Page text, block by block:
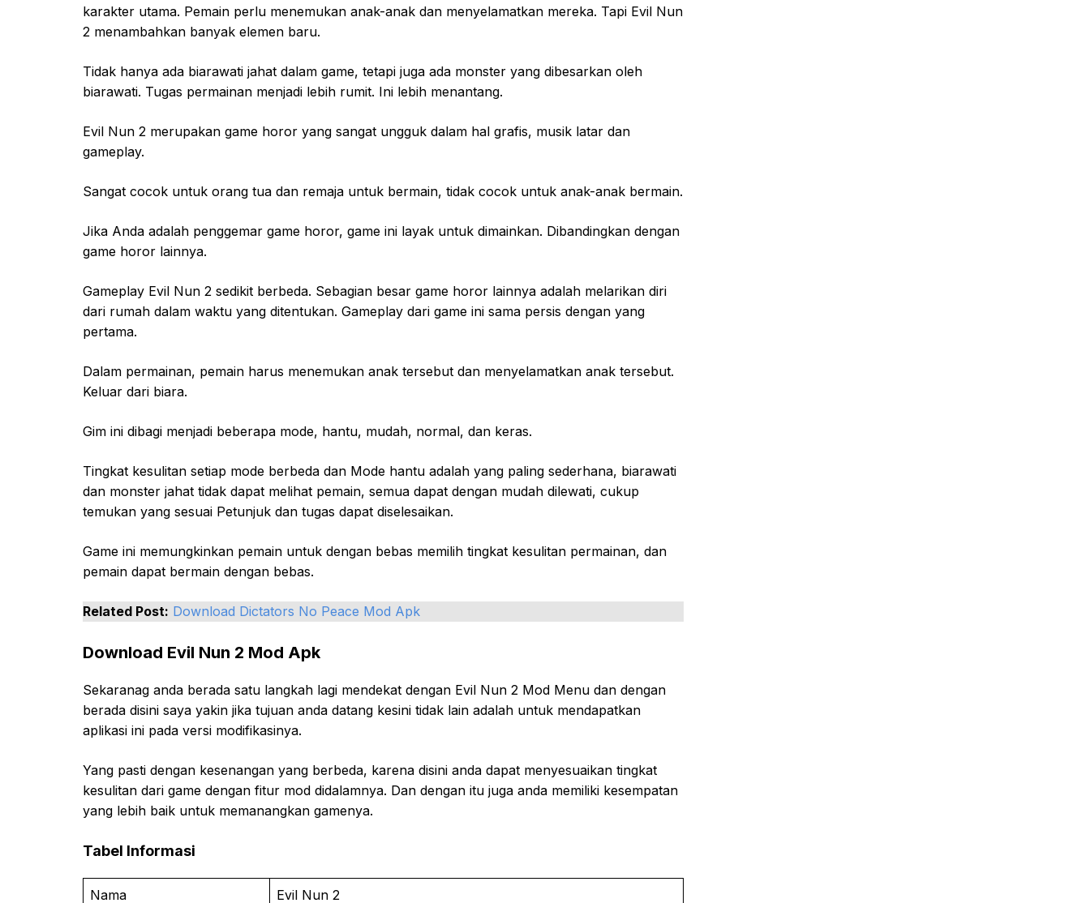
karakter utama. Pemain perlu menemukan anak-anak dan menyelamatkan mereka. Tapi Evil Nun
2 menambahkan banyak elemen baru.
Tidak hanya ada biarawati jahat dalam game, tetapi juga ada monster yang dibesarkan oleh
biarawati. Tugas permainan menjadi lebih rumit. Ini lebih menantang.
Evil Nun 2 merupakan game horor yang sangat ungguk dalam hal grafis, musik latar dan
gameplay.
Sangat cocok untuk orang tua dan remaja untuk bermain, tidak cocok untuk anak-anak bermain.
Jika Anda adalah penggemar game horor, game ini layak untuk dimainkan. Dibandingkan dengan
game horor lainnya.
Gameplay Evil Nun 2 sedikit berbeda. Sebagian besar game horor lainnya adalah melarikan diri
dari rumah dalam waktu yang ditentukan. Gameplay dari game ini sama persis dengan yang
pertama.
Dalam permainan, pemain harus menemukan anak tersebut dan menyelamatkan anak tersebut.
Keluar dari biara.
Gim ini dibagi menjadi beberapa mode, hantu, mudah, normal, dan keras.
Tingkat kesulitan setiap mode berbeda dan Mode hantu adalah yang paling sederhana, biarawati
dan monster jahat tidak dapat melihat pemain, semua dapat dengan mudah dilewati, cukup
temukan yang sesuai Petunjuk dan tugas dapat diselesaikan.
Game ini memungkinkan pemain untuk dengan bebas memilih tingkat kesulitan permainan, dan
pemain dapat bermain dengan bebas.
Related Post: Download Dictators No Peace Mod Apk
Download Evil Nun 2 Mod Apk
Sekaranag anda berada satu langkah lagi mendekat dengan Evil Nun 2 Mod Menu dan dengan
berada disini saya yakin jika tujuan anda datang kesini tidak lain adalah untuk mendapatkan
aplikasi ini pada versi modifikasinya.
Yang pasti dengan kesenangan yang berbeda, karena disini anda dapat menyesuaikan tingkat
kesulitan dari game dengan fitur mod didalamnya. Dan dengan itu juga anda memiliki kesempatan
yang lebih baik untuk memanangkan gamenya.
Tabel Informasi
Nama Evil Nun 2